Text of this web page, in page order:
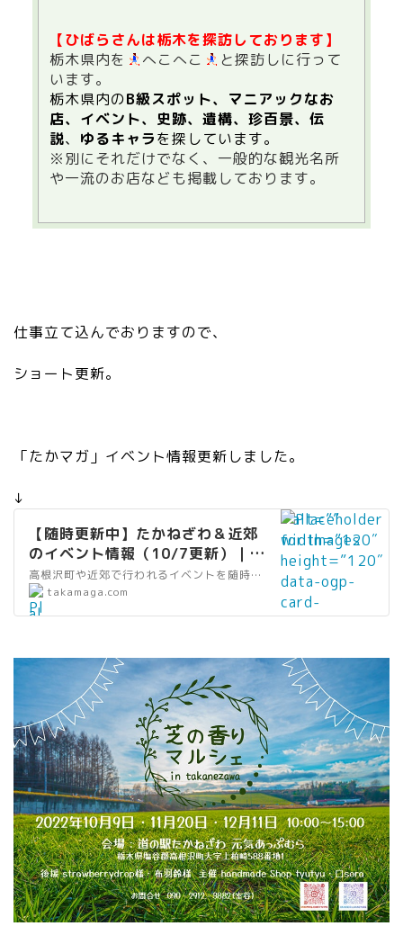
【ひばらさんは栃木を探訪しております】
栃木県内を
へこへこ
と探訪しに行って
います。
栃木県内のB級スポット、マニアックなお
店、イベント、史跡、 遺構、 珍百景、伝
説、 ゆるキャラを探しています。
※別にそれだけでなく、一般的な観光名所
や一流のお店なども掲載しております。
仕事立て込んでおりますので、
ショート更新。
「たかマガ」イベント情報更新しました。
↓
【随時更新中】たかねざわ＆近郊
のイベント情報（10/7更新）｜た
かマガ
高根沢町や近郊で行われるイベントを随時更新しています。 （毎週金曜日更新予定）最終更新日／2022.10.7 情報も随時
”
al
=
ン
ク
”
wi
dt
h
=
”2
0″
he
ig
takamaga.com
” alt=””
width=”120″
height=”120″
data-ogp-
card-
image=””
src=”https://
takamaga.com
/wp-
content/uploa
ds/2021/03/
たかねざわのイ
ベント情
報.jpg” />